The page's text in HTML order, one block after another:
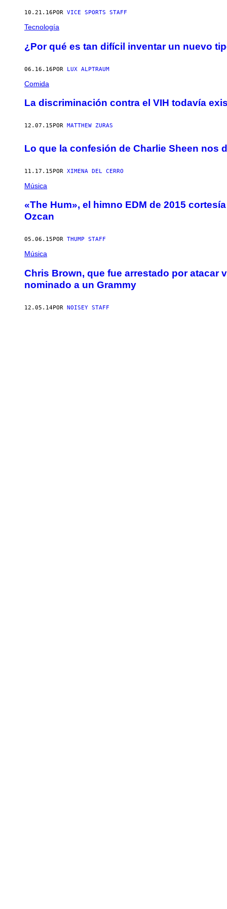
10.21.16 POR VICE SPORTS STAFF
Tecnología
¿Por qué es tan difícil inventar un nuevo
06.16.16POR LUX ALPTRAUM
Comida
La discriminación contra el VIH todavía
12.07.15 POR MATTHEW ZURAS
Lo que la confesión de Charlie Sheen nos
11.17.15POR XIMENA DEL CERRO
Música
«The Hum», el himno EDM de 2015
Ozcan
05.06.15 POR THUMP STAFF
Música
Chris Brown, que fue arrestado por atacar
nominado a un Grammy
12.05.14POR NOISEY STAFF